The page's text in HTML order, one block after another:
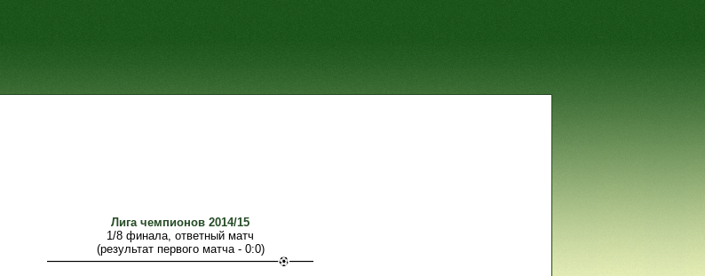
Лига чемпионов 2014/15
1/8 финала, ответный матч
(результат первого матча - 0:0)